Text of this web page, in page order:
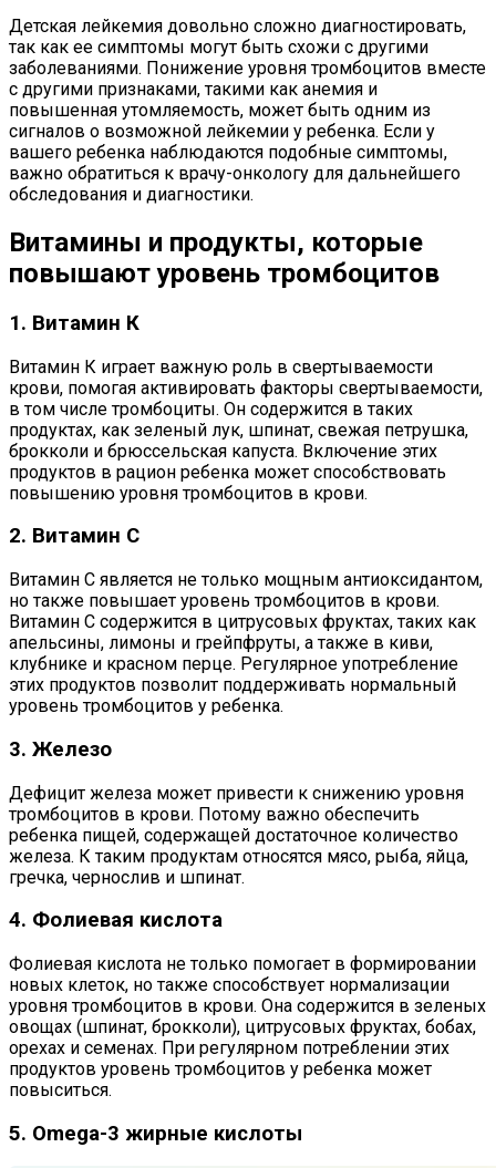
Детская лейкемия довольно сложно диагностировать,
так как ее симптомы могут быть схожи с другими
заболеваниями. Понижение уровня тромбоцитов вместе
с другими признаками, такими как анемия и
повышенная утомляемость, может быть одним из
сигналов о возможной лейкемии у ребенка. Если у
вашего ребенка наблюдаются подобные симптомы,
важно обратиться к врачу-онкологу для дальнейшего
обследования и диагностики.
Витамины и продукты, которые
повышают уровень тромбоцитов
1. Витамин К
Витамин К играет важную роль в свертываемости
крови, помогая активировать факторы свертываемости,
в том числе тромбоциты. Он содержится в таких
продуктах, как зеленый лук, шпинат, свежая петрушка,
брокколи и брюссельская капуста. Включение этих
продуктов в рацион ребенка может способствовать
повышению уровня тромбоцитов в крови.
2. Витамин С
Витамин С является не только мощным антиоксидантом,
но также повышает уровень тромбоцитов в крови.
Витамин C содержится в цитрусовых фруктах, таких как
апельсины, лимоны и грейпфруты, а также в киви,
клубнике и красном перце. Регулярное употребление
этих продуктов позволит поддерживать нормальный
уровень тромбоцитов у ребенка.
3. Железо
Дефицит железа может привести к снижению уровня
тромбоцитов в крови. Потому важно обеспечить
ребенка пищей, содержащей достаточное количество
железа. К таким продуктам относятся мясо, рыба, яйца,
гречка, чернослив и шпинат.
4. Фолиевая кислота
Фолиевая кислота не только помогает в формировании
новых клеток, но также способствует нормализации
уровня тромбоцитов в крови. Она содержится в зеленых
овощах (шпинат, брокколи), цитрусовых фруктах, бобах,
орехах и семенах. При регулярном потреблении этих
продуктов уровень тромбоцитов у ребенка может
повыситься.
5. Omega-3 жирные кислоты